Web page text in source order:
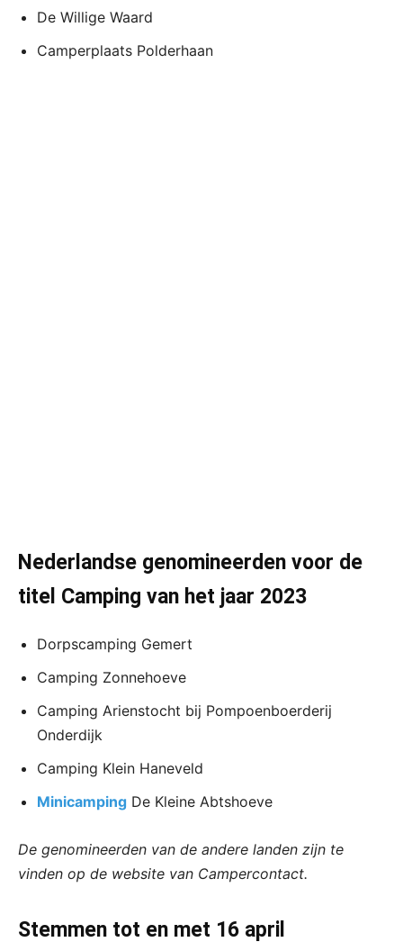
De Willige Waard
Camperplaats Polderhaan
Nederlandse genomineerden voor de
titel Camping van het jaar 2023
Dorpscamping Gemert
Camping Zonnehoeve
Camping Arienstocht bij Pompoenboerderij
Onderdijk
Camping Klein Haneveld
Minicamping De Kleine Abtshoeve
De genomineerden van de andere landen zijn te
vinden op de website van Campercontact.
Stemmen tot en met 16 april